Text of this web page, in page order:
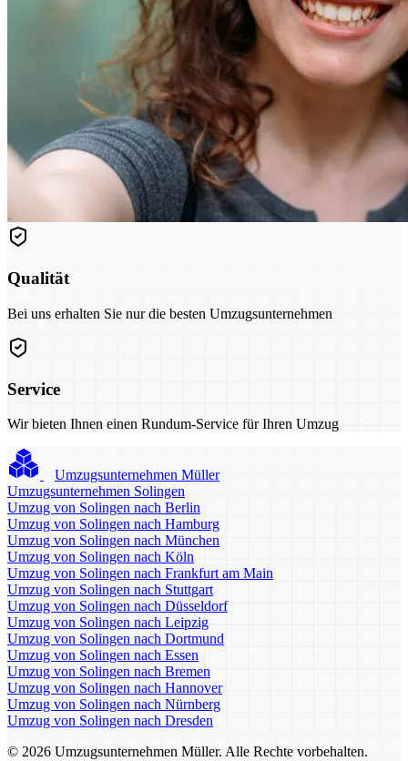
Qualität
Bei uns erhalten Sie nur die besten Umzugsunternehmen
Service
Wir bieten Ihnen einen Rundum-Service für Ihren Umzug
Umzugsunternehmen Müller
Umzugsunternehmen Solingen
Umzug von Solingen nach Berlin
Umzug von Solingen nach Hamburg
Umzug von Solingen nach München
Umzug von Solingen nach Köln
Umzug von Solingen nach Frankfurt am Main
Umzug von Solingen nach Stuttgart
Umzug von Solingen nach Düsseldorf
Umzug von Solingen nach Leipzig
Umzug von Solingen nach Dortmund
Umzug von Solingen nach Essen
Umzug von Solingen nach Bremen
Umzug von Solingen nach Hannover
Umzug von Solingen nach Nürnberg
Umzug von Solingen nach Dresden
© 2026 Umzugsunternehmen Müller. Alle Rechte vorbehalten.